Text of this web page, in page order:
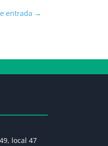
entrada →
local 47